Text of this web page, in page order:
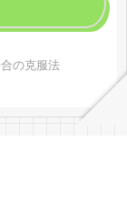
の克服法